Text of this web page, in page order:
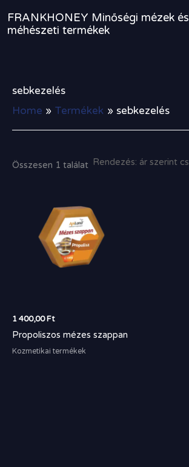
content
FRANKHONEY Minőségi mézek és
méhészeti termékek
sebkezelés
Home
Termékek sebkezelés
Összesen 1 találat
1 400,00Ft
Propoliszos mézes szappan
Kozmetikai termékek